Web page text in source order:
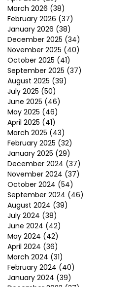
March 2026 (38)
February 2026 (37)
January 2026 (38)
December 2025 (34)
November 2025 (40)
October 2025 (41)
September 2025 (37)
August 2025 (39)
July 2025 (50)
June 2025 (46)
May 2025 (46)
April 2025 (41)
March 2025 (43)
February 2025 (32)
January 2025 (29)
December 2024 (37)
November 2024 (37)
October 2024 (54)
September 2024 (46)
August 2024 (39)
July 2024 (38)
June 2024 (42)
May 2024 (42)
April 2024 (36)
March 2024 (31)
February 2024 (40)
January 2024 (39)